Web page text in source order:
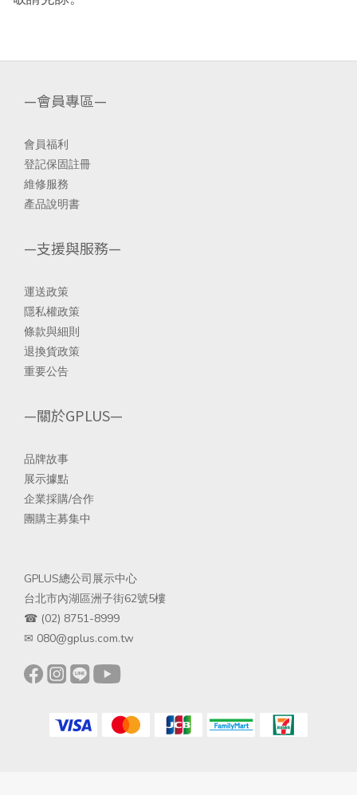
—會員專區—
會員福利
登記保固註冊
維修服務
產品說明書
—支援與服務—
運送政策
隱私權政策
條款與細則
退換貨政策
重要公告
—關於GPLUS—
品牌故事
展示據點
企業採購/合作
團購主募集中
GPLUS總公司展示中心
台北市內湖區洲子街62號5樓
☎ (02) 8751-8999
✉ 080@gplus.com.tw